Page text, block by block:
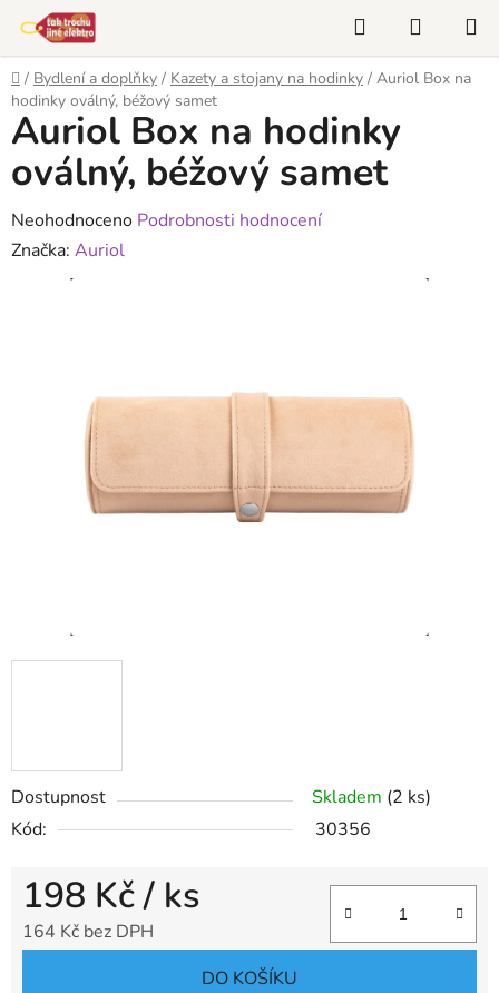
obsah
Hledat
KOŠÍK
Domů
/ Bydlení a doplňky / Kazety a stojany na hodinky / Auriol Box na
hodinky oválný, béžový samet
Dostupnost Skladem (2 ks)
Kód:
30356
198 Kč/ ks
164 Kč bez DPH
DO KOŠÍKU
Auriol Box na hodinky
oválný, béžový samet
Průměrné
hodnocení
produktu
hvězdiček.
Neohodnoceno Podrobnosti hodnocení
Značka: Auriol